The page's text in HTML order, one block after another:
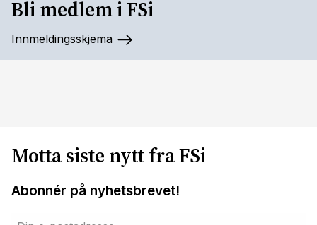
Bli medlem i FSi
Innmeldingsskjema
Motta siste nytt fra FSi
Abonnér på nyhetsbrevet!